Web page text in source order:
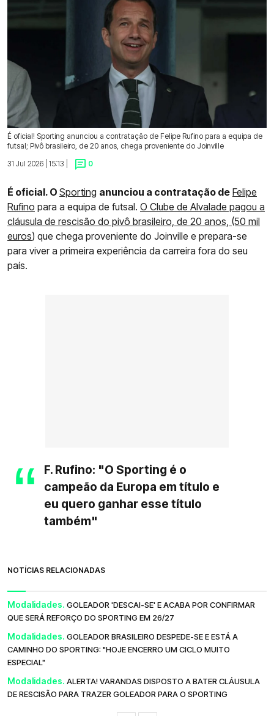
É oficial! Sporting anunciou a contratação de Felipe Rufino para a equipa de
futsal; Pivô brasileiro, de 20 anos, chega proveniente do Joinville
31 Jul 2026 | 15:13 |
0
É oficial. O Sporting anunciou a contratação de Felipe
Rufino para a equipa de futsal. O Clube de Alvalade pagou a
cláusula de rescisão do pivô brasileiro, de 20 anos, (50 mil
euros) que chega proveniente do Joinville e prepara-se
para viver a primeira experiência da carreira fora do seu
país.
F. Rufino: "O Sporting é o
campeão da Europa em título e
eu quero ganhar esse título
também"
NOTÍCIAS RELACIONADAS
Modalidades. GOLEADOR 'DESCAI-SE' E ACABA POR CONFIRMAR
QUE SERÁ REFORÇO DO SPORTING EM 26/27
Modalidades. GOLEADOR BRASILEIRO DESPEDE-SE E ESTÁ A
CAMINHO DO SPORTING: "HOJE ENCERRO UM CICLO MUITO
ESPECIAL"
Modalidades. ALERTA! VARANDAS DISPOSTO A BATER CLÁUSULA
DE RESCISÃO PARA TRAZER GOLEADOR PARA O SPORTING